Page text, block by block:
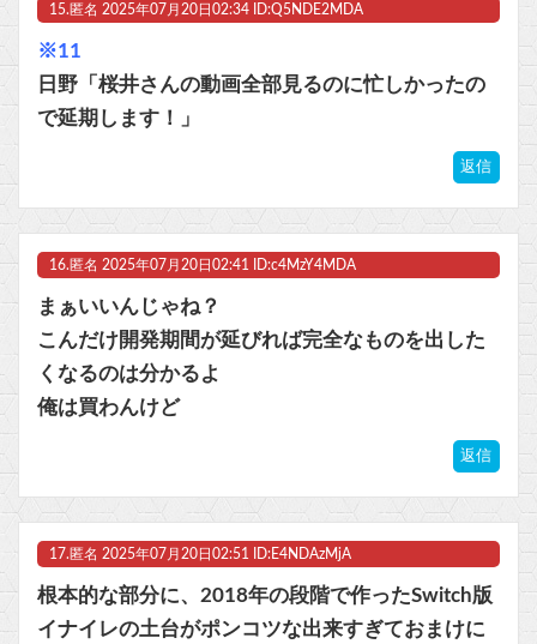
15. 匿名 2025年07月20日02:34 ID:Q5NDE2MDA
※11
日野「桜井さんの動画全部見るのに忙しかったの
で延期します！」
返信
16. 匿名 2025年07月20日02:41 ID:c4MzY4MDA
まぁいいんじゃね？
こんだけ開発期間が延びれば完全なものを出した
くなるのは分かるよ
俺は買わんけど
返信
17. 匿名 2025年07月20日02:51 ID:E4NDAzMjA
根本的な部分に、2018年の段階で作ったSwitch版
イナイレの土台がポンコツな出来すぎておまけに